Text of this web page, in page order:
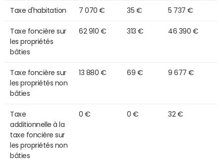
Taxe d'habitation 7 070 € 35 € 5 737 €
Taxe foncière sur
les propriétés
bâties
62 910 € 313 € 46 390 €
Taxe foncière sur
les propriétés non
bâties
13 880 € 69 € 9 677 €
Taxe
additionnelle à la
taxe foncière sur
les propriétés non
bâties
0 € 0 € 32 €